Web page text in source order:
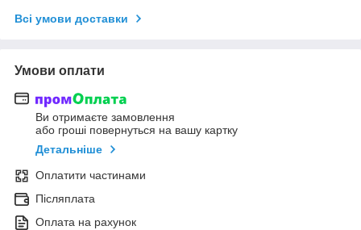
Всі умови доставки
Умови оплати
Ви отримаєте замовлення
або гроші повернуться на вашу картку
Детальніше
Оплатити частинами
Післяплата
Оплата на рахунок